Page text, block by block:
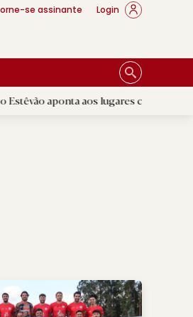
se assinante Login
aos lugares cimeiros da Honra